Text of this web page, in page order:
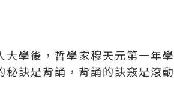
學後，哲學家穆天元第一年
訣是背誦，背誦的訣竅是滾動